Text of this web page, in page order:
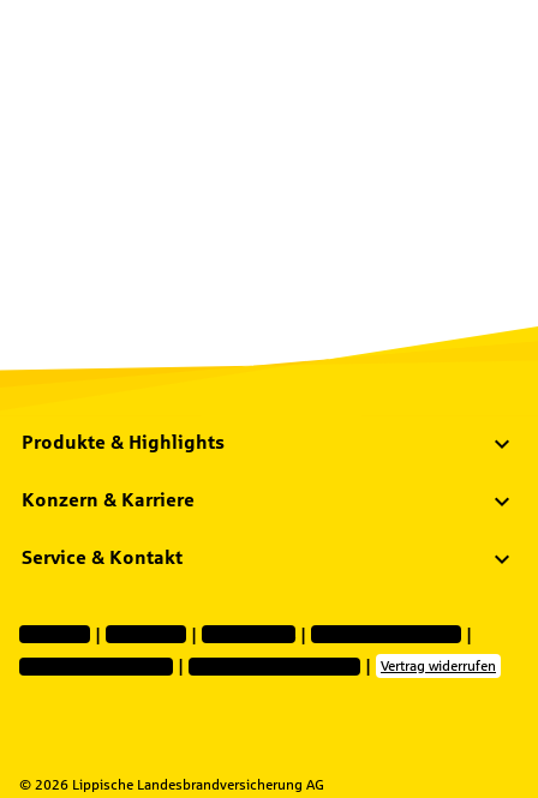
Produkte & Highlights
Konzern & Karriere
Service & Kontakt
Impressum Datenschutz Barrierefreiheit
Vermittlerinformationen
Nachhaltigkeitshinweise
Privatsphäre-Einstellungen Vertrag widerrufen